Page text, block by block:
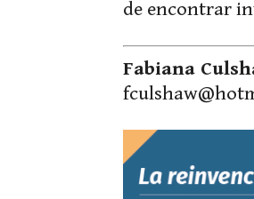
de encontrar
Fabiana